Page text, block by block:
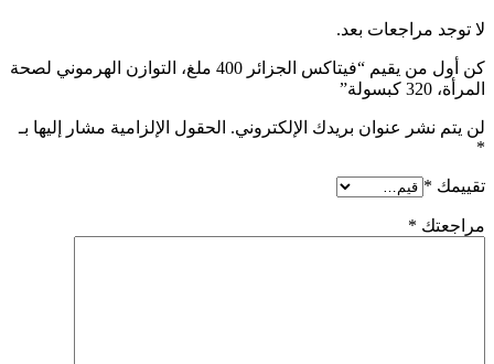
لا توجد مراجعات بعد.
كن أول من يقيم “فيتاكس الجزائر 400 ملغ، التوازن الهرموني لصحة
المرأة، 320 كبسولة”
لن يتم نشر عنوان بريدك الإلكتروني. الحقول الإلزامية مشار إليها بـ
*
تقييمك *
مراجعتك *